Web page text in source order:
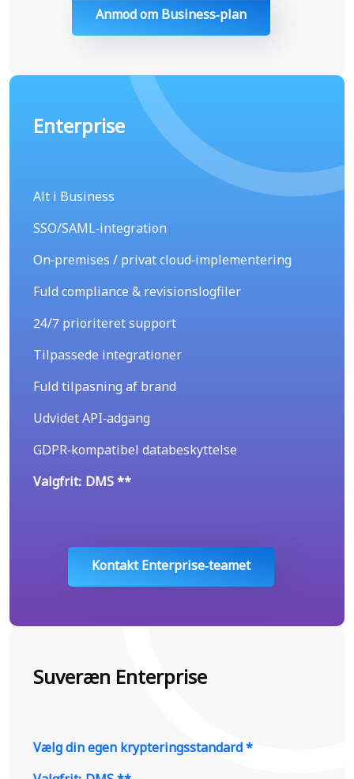
Anmod om Business-plan
Enterprise
Alt i Business
SSO/SAML-integration
On-premises / privat cloud-implementering
Fuld compliance & revisionslogfiler
24/7 prioriteret support
Tilpassede integrationer
Fuld tilpasning af brand
Udvidet API-adgang
GDPR-kompatibel databeskyttelse
Valgfrit: DMS **
Kontakt Enterprise-teamet
Suveræn Enterprise
Vælg din egen krypteringsstandard *